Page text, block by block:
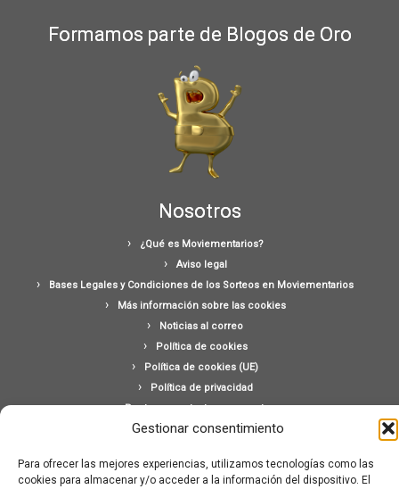
Gestionar consentimiento
Para ofrecer las mejores experiencias, utilizamos tecnologías como las
cookies para almacenar y/o acceder a la información del dispositivo. El
Formamos parte de Blogos de Oro
Nosotros
¿Qué es Moviementarios?
Aviso legal
Bases Legales y Condiciones de los Sorteos en Moviementarios
Más información sobre las cookies
Noticias al correo
Política de cookies
Política de cookies (UE)
Política de privacidad
Ponte en contacto con nosotros